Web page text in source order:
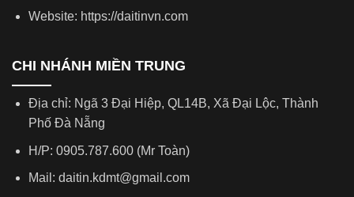
Website: https://daitinvn.com
CHI NHÁNH MIỀN TRUNG
Địa chỉ: Ngã 3 Đại Hiệp, QL14B, Xã Đại Lộc, Thành
Phố Đà Nẵng
H/P: 0905.787.600 (Mr Toàn)
Mail: daitin.kdmt@gmail.com